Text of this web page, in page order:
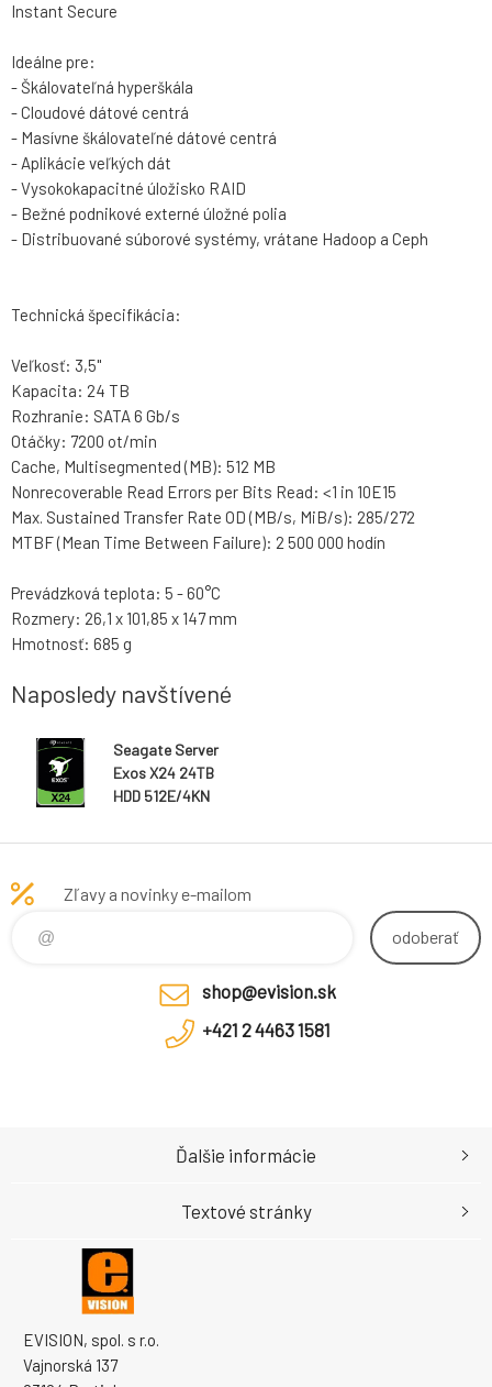
Instant Secure
Ideálne pre:
- Škálovateľná hyperškála
- Cloudové dátové centrá
- Masívne škálovateľné dátové centrá
- Aplikácie veľkých dát
- Vysokokapacitné úložisko RAID
- Bežné podnikové externé úložné polia
- Distribuované súborové systémy, vrátane Hadoop a Ceph
Technická špecifikácia:
Veľkosť: 3,5"
Kapacita: 24 TB
Rozhranie: SATA 6 Gb/s
Otáčky: 7200 ot/min
Cache, Multisegmented (MB): 512 MB
Nonrecoverable Read Errors per Bits Read: <1 in 10E15
Max. Sustained Transfer Rate OD (MB/s, MiB/s): 285/272
MTBF (Mean Time Between Failure): 2 500 000 hodín
Prevádzková teplota: 5 - 60°C
Rozmery: 26,1 x 101,85 x 147 mm
Hmotnosť: 685 g
Naposledy navštívené
Seagate Server
Exos X24 24TB
HDD 512E/4KN
512MB SATA
Zľavy a novinky e-mailom
odoberať
shop@evision.sk
+421 2 4463 1581
EVISION, spol. s r.o.
Vajnorská 137
Ďalšie informácie
Textové stránky